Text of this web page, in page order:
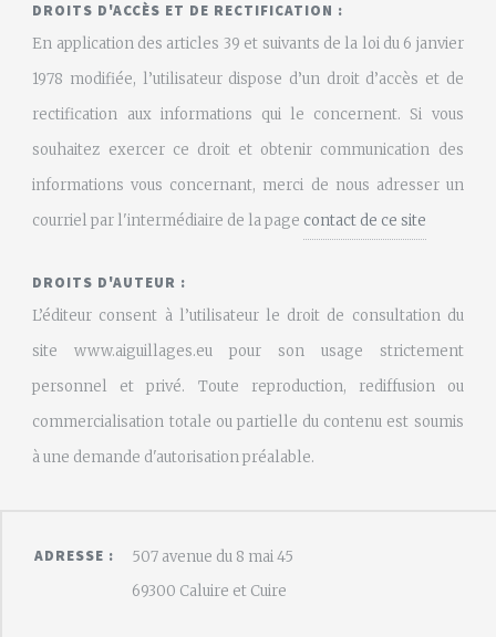
DROITS D'ACCÈS ET DE RECTIFICATION :
En application des articles 39 et suivants de la loi du 6 janvier
1978 modifiée, l’utilisateur dispose d’un droit d’accès et de
rectification aux informations qui le concernent. Si vous
souhaitez exercer ce droit et obtenir communication des
informations vous concernant, merci de nous adresser un
courriel par l'intermédiaire de la page contact de ce site
DROITS D'AUTEUR :
L’éditeur consent à l’utilisateur le droit de consultation du
site www.aiguillages.eu pour son usage strictement
personnel et privé. Toute reproduction, rediffusion ou
commercialisation totale ou partielle du contenu est soumis
à une demande d'autorisation préalable.
ADRESSE :
507 avenue du 8 mai 45
69300 Caluire et Cuire